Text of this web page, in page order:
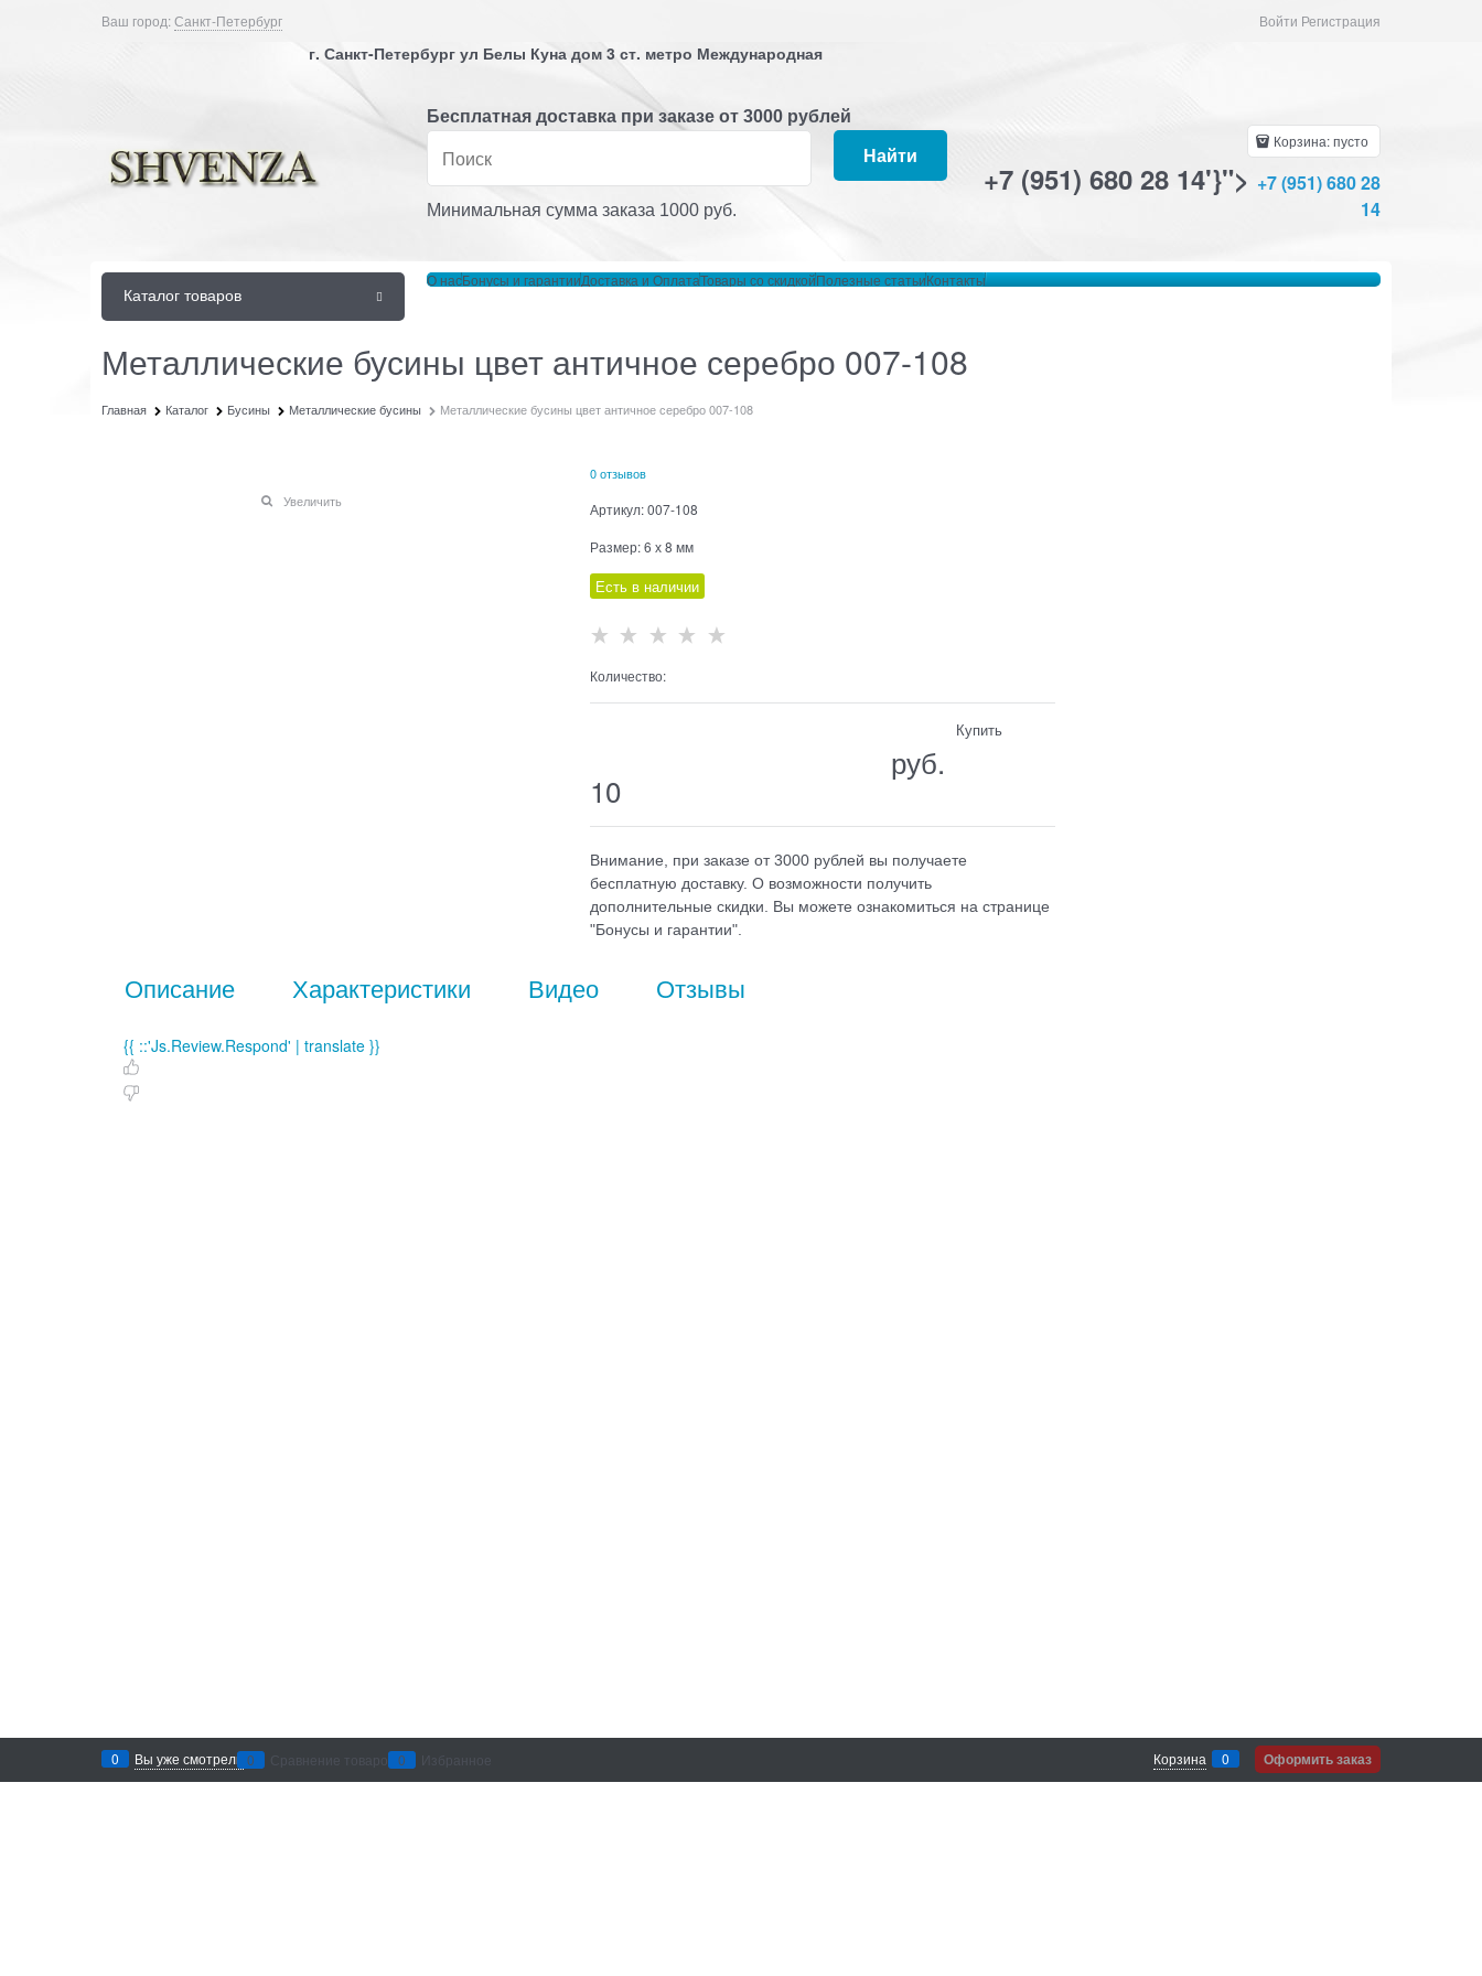
Ваш город:Санкт-Петербург Войти Регистрация
г. Санкт-Петербург ул Белы Куна дом 3 ст. метро Международная
Бесплатная доставка при заказе от 3000 рублей
Найти
Минимальная сумма заказа 1000 руб.
Корзина:пусто
+7 (951) 680 28 14'}"> +7 (951) 680 28
14
Каталог товаров
О насБонусы и гарантииДоставка и ОплатаТовары со скидкойПолезные статьиКонтакты
Металлические бусины цвет античное серебро 007-108
Главная Каталог Бусины Металлические бусины Металлические бусины цвет античное серебро 007-108
Увеличить
0 отзывов
Артикул:007-108
Размер:6 х 8 мм
Есть в наличии
Количество:
10
                                  руб.
Купить
Внимание, при заказе от 3000 рублей вы получаете
бесплатную доставку. О возможности получить
дополнительные скидки. Вы можете ознакомиться на странице
"Бонусы и гарантии".
Описание Характеристики Видео Отзывы
{{ ::'Js.Review.Respond' | translate }}
0 Вы уже смотрели 0 Сравнение товаров 0 Избранное Корзина 0 Оформить заказ